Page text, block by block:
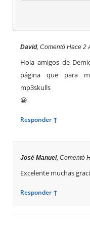
David, Comentó Hace 2
Hola amigos de
página que para
mp3skulls
😀
Responder ↑
José Manuel, Comentó
Excelente muchas
Responder ↑